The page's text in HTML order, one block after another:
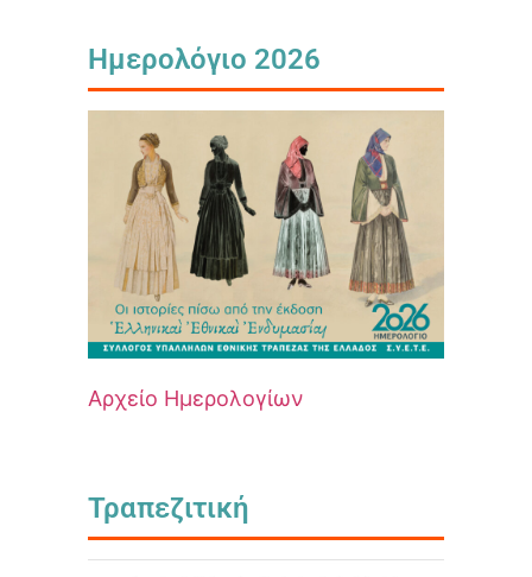
Ημερολόγιο 2026
Αρχείο Ημερολογίων
Τραπεζιτική